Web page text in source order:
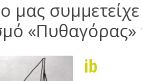
μας
ib